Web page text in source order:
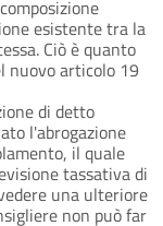
esistente tra la
Ciò è quanto
nuovo articolo 19
di detto
l'abrogazione
il quale
tassativa di
una ulteriore
non può far